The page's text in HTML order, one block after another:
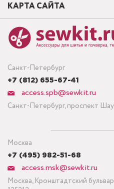
Санкт-Петербург
+7 (812) 655-67-41
access.spb@sewkit.ru
Санкт-Петербург, проспект
Москва
+7 (495) 982-51-68
access.msk@sewkit.ru
Москва, Кронштадтский
КАРТА САЙТА